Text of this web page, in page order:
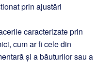
prin ajustări
caracterizate prin
cum ar fi cele din
și a băuturilor sau a